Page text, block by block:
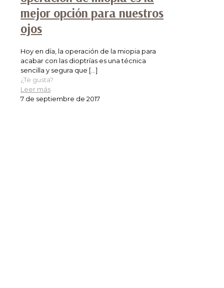
mejor opción para nuestros
ojos
Hoy en día, la operación de la miopia para
acabar con las dioptrías es una técnica
sencilla y segura que […]
¿Te gusta?
Leer más
7 de septiembre de 2017